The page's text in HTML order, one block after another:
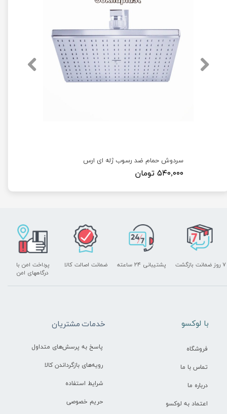
سردوش حمام ضد رسوب ژله ای ارس
۵۴۰,۰۰۰ تومان
پشتیبانی ۲۴ ساعته
پرداخت امن با
درگاههای امن
۷ روز ضمانت بازگشت ضمانت اصالت کالا
خدمات مشتریان
پاسخ به پرسش‌های متداول
رویه‌های بازگرداندن کالا
شرایط استفاده
حریم خصوصی
​با لوکسو
فروشگاه
تماس با ما
درباره ما
اعتماد به لوکسو